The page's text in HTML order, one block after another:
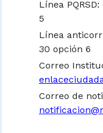
Línea
5
Línea
30 opción 6
Correo
Correo de